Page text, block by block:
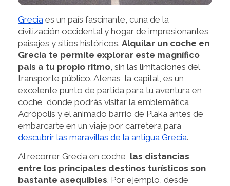
Grecia es un país fascinante, cuna de la
civilización occidental y hogar de impresionantes
paisajes y sitios históricos. Alquilar un coche en
Grecia te permite explorar este magnífico
país a tu propio ritmo, sin las limitaciones del
transporte público. Atenas, la capital, es un
excelente punto de partida para tu aventura en
coche, donde podrás visitar la emblemática
Acrópolis y el animado barrio de Plaka antes de
embarcarte en un viaje por carretera para
descubrir las maravillas de la antigua Grecia.
Al recorrer Grecia en coche, las distancias
entre los principales destinos turísticos son
bastante asequibles. Por ejemplo, desde